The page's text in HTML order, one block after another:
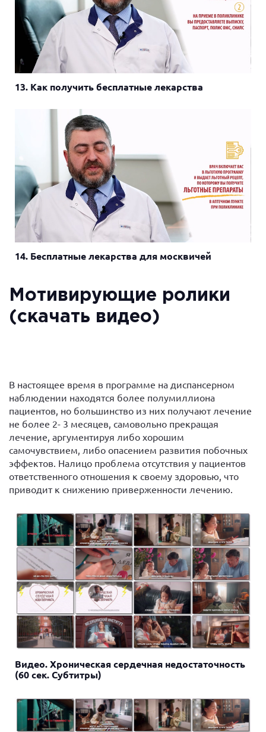
13. Как получить бесплатные лекарства
14. Бесплатные лекарства для москвичей
Мотивирующие ролики
(скачать видео)
Видео. Хроническая сердечная недостаточность
(60 сек. Субтитры)
В настоящее время в программе на диспансерном
наблюдении находятся более полумиллиона
пациентов, но большинство из них получают лечение
не более 2- 3 месяцев, самовольно прекращая
лечение, аргументируя либо хорошим
самочувствием, либо опасением развития побочных
эффектов. Налицо проблема отсутствия у пациентов
ответственного отношения к своему здоровью, что
приводит к снижению приверженности лечению.